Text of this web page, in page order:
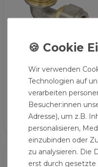
Pipetec
Schraubfitting Winkel
Bogen 16x2 mm 90°
1/2 Zoll AG
3,19 € *
Wir verwenden
Technologien auf
verarbeiten
Besucher:innen
Adresse), um z.B.
personalisieren,
einzubinden oder
zu analysieren. Die
erst durch gesetzte